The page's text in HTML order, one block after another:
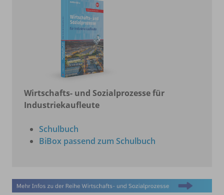
Wirtschafts- und Sozialprozesse für
Industriekaufleute
Schulbuch
BiBox passend zum Schulbuch